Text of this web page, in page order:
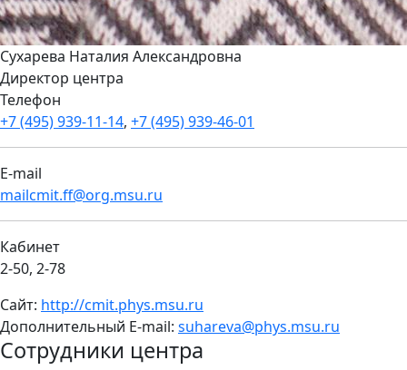
Сухарева Наталия Александровна
Директор центра
Телефон
+7 (495) 939-11-14, +7 (495) 939-46-01
E-mail
mailcmit.ff@org.msu.ru
Кабинет
2-50, 2-78
Сайт: http://cmit.phys.msu.ru
Дополнительный E-mail: suhareva@phys.msu.ru
Сотрудники центра